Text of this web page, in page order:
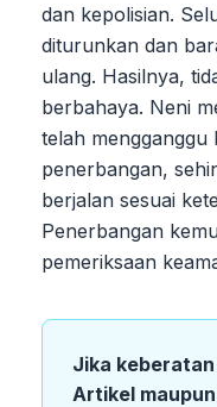
dan kepolisian.
diturunkan dan
ulang. Hasilnya,
berbahaya. Neni
telah mengganggu
penerbangan,
berjalan sesuai
Penerbangan
pemeriksaan
Jika
Artikel